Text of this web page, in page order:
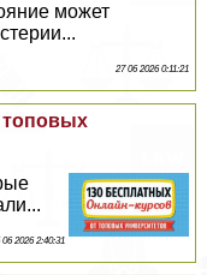
может
27 06 2026 0:11:21
топовых
06 2026 2:40:31